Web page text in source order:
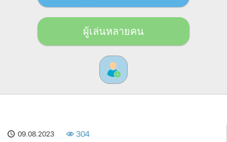
ผู้เล่นหลายคน
09.08.2023 304